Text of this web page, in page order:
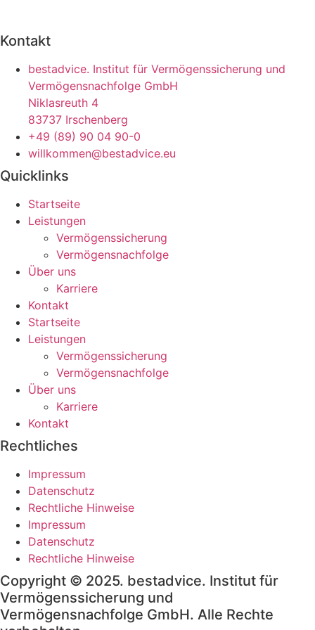
Kontakt
bestadvice. Institut für Vermögenssicherung und
Vermögensnachfolge GmbH
Niklasreuth 4
83737 Irschenberg
+49 (89) 90 04 90-0
willkommen@bestadvice.eu
Quicklinks
Startseite
Leistungen
Vermögenssicherung
Vermögensnachfolge
Über uns
Karriere
Kontakt
Startseite
Leistungen
Vermögenssicherung
Vermögensnachfolge
Über uns
Karriere
Kontakt
Rechtliches
Impressum
Datenschutz
Rechtliche Hinweise
Impressum
Datenschutz
Rechtliche Hinweise
Copyright © 2025. bestadvice. Institut für
Vermögenssicherung und
Vermögensnachfolge GmbH. Alle Rechte